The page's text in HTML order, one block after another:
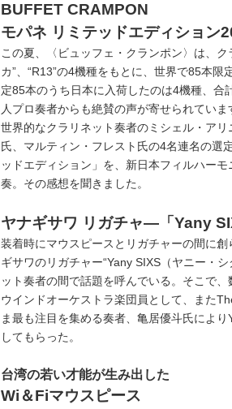
BUFFET CRAMPON
モパネ リミテッドエディション
この夏、〈ビュッフェ・クランポン〉は、ク
カ”、“R13”の4機種をもとに、世界で85本
定85本のうち日本に入荷したのは4機種、
人プロ奏者からも絶賛の声が寄せられていま
世界的なクラリネット奏者のミシェル・ア
氏、マルティン・フレスト氏の4名連名の選
ッドエディション」を、新日本フィルハー
奏。その感想を聞きました。
ヤナギサワ リガチャ―「Yany
装着時にマウスピースとリガチャーの間に
ギサワのリガチャー“Yany SIXS（ヤニー・
ット奏者の間で話題を呼んでいる。そこで
ウインドオーケストラ楽団員として、また
ま最も注目を集める奏者、亀居優斗氏によ
してもらった。
台湾の若い才能が生み出した
Wi＆Fiマウスピース